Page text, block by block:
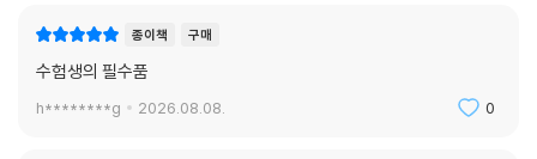
종이책 구매
수험생의 필수품
h********g 2026.08.08. 0